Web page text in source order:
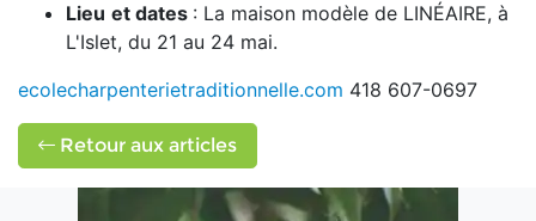
Lieu et dates : La maison modèle de LINÉAIRE, à
L'Islet, du 21 au 24 mai.
ecolecharpenterietraditionnelle.com 418 607-0697
Retour aux articles